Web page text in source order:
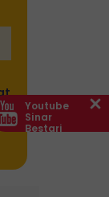
Youtube
Sinar
Bestari